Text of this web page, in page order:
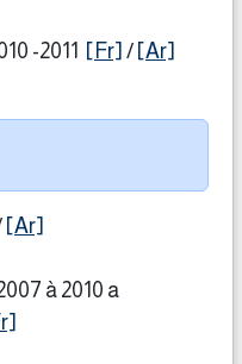
-2011 [Fr] / [Ar]
[Ar]
à 2010 a